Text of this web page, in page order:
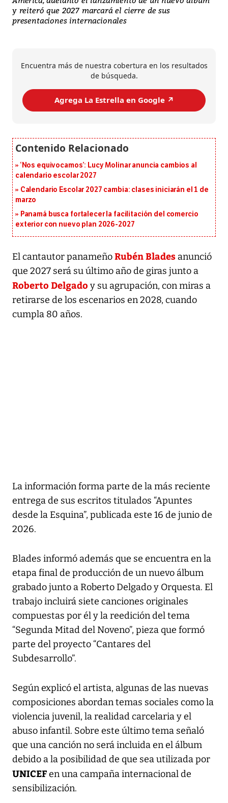
y reiteró que 2027 marcará el cierre de sus
presentaciones internacionales
Encuentra más de nuestra cobertura en los resultados
de búsqueda.
Agrega La Estrella en Google ↗️
‘Nos equivocamos’: Lucy Molinar anuncia cambios al
calendario escolar 2027
Calendario Escolar 2027 cambia: clases iniciarán el 1 de
marzo
Panamá busca fortalecer la facilitación del comercio
exterior con nuevo plan 2026-2027
El cantautor panameñoRubén Blades anunció
que 2027 será su último año de giras junto a
Roberto Delgado y su agrupación, con miras a
retirarse de los escenarios en 2028, cuando
cumpla 80 años.
La información forma parte de la más reciente
entrega de sus escritos titulados “Apuntes
desde la Esquina”, publicada este 16 de junio de
2026.
Blades informó además que se encuentra en la
etapa final de producción de un nuevo álbum
grabado junto a Roberto Delgado y Orquesta. El
trabajo incluirá siete canciones originales
compuestas por él y la reedición del tema
“Segunda Mitad del Noveno”, pieza que formó
parte del proyecto “Cantares del
Subdesarrollo”.
Según explicó el artista, algunas de las nuevas
composiciones abordan temas sociales como la
violencia juvenil, la realidad carcelaria y el
abuso infantil. Sobre este último tema señaló
que una canción no será incluida en el álbum
debido a la posibilidad de que sea utilizada por
UNICEFen una campaña internacional de
sensibilización.